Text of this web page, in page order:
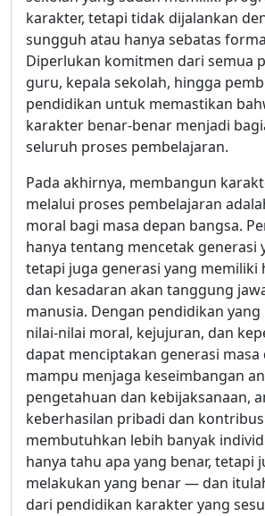
karakter, tetapi tidak dijalankan
sungguh atau hanya sebatas
Diperlukan komitmen dari semua
guru, kepala sekolah, hingga
pendidikan untuk memastikan
karakter benar-benar menjadi
seluruh proses pembelajaran.
Pada akhirnya, membangun
melalui proses pembelajaran
moral bagi masa depan bangsa.
hanya tentang mencetak generasi
tetapi juga generasi yang memiliki
dan kesadaran akan tanggung
manusia. Dengan pendidikan
nilai-nilai moral, kejujuran, dan
dapat menciptakan generasi masa
mampu menjaga keseimbangan
pengetahuan dan kebijaksanaan,
keberhasilan pribadi dan
membutuhkan lebih banyak
hanya tahu apa yang benar, tetapi
melakukan yang benar — dan
dari pendidikan karakter yang